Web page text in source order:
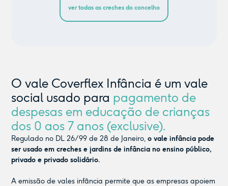
ver todas as creches do concelho
O vale Coverflex Infância é um vale
social usado para pagamento de
despesas em educação de crianças
dos 0 aos 7 anos (exclusive).
Regulado no DL 26/99 de 28 de Janeiro,o vale infância pode
ser usado em creches e jardins de infância no ensino público,
privado e privado solidário.
A emissão de vales infância permite que as empresas apoiem